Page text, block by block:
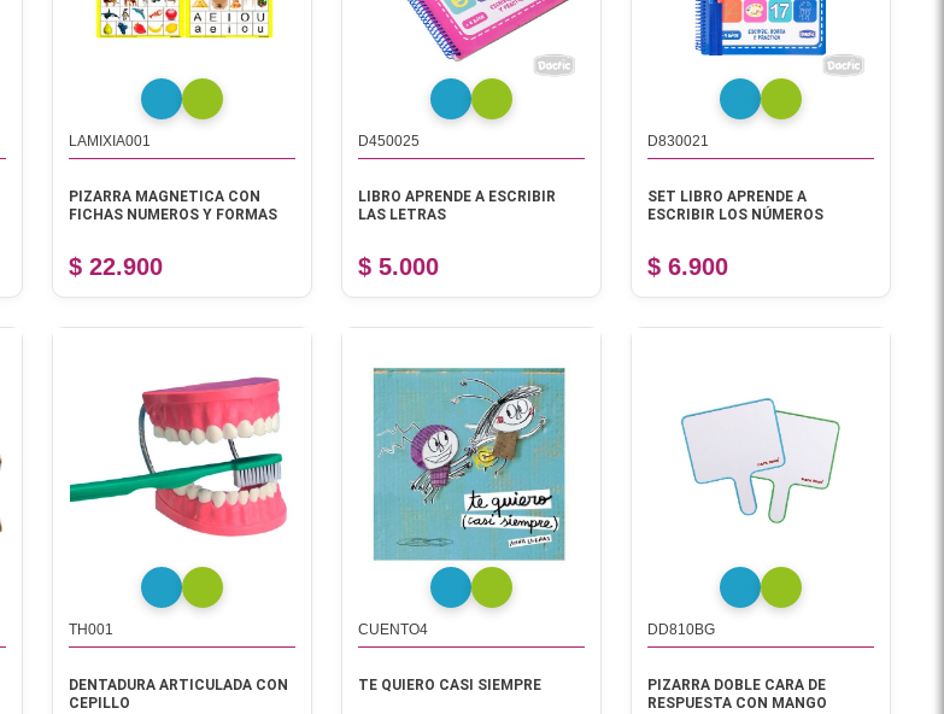
LAMIXIA001
PIZARRA MAGNETICA CON
FICHAS NUMEROS Y FORMAS
$ 22.900
D450025
LIBRO APRENDE A ESCRIBIR
LAS LETRAS
$ 5.000
D830021
SET LIBRO APRENDE A
ESCRIBIR LOS NÚMEROS
$ 6.900
TH001
DENTADURA ARTICULADA CON
CEPILLO
CUENTO4
TE QUIERO CASI SIEMPRE
DD810BG
PIZARRA DOBLE CARA DE
RESPUESTA CON MANGO